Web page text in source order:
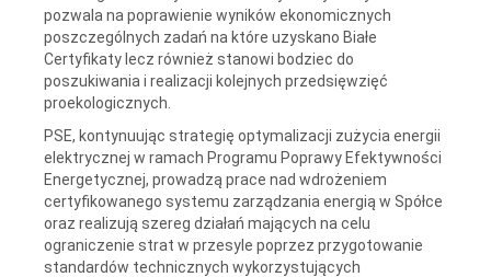
pozwala na poprawienie wyników ekonomicznych
poszczególnych zadań na które uzyskano Białe
Certyfikaty lecz również stanowi bodziec do
poszukiwania i realizacji kolejnych przedsięwzięć
proekologicznych.
PSE, kontynuując strategię optymalizacji zużycia energii
elektrycznej w ramach Programu Poprawy Efektywności
Energetycznej, prowadzą prace nad wdrożeniem
certyfikowanego systemu zarządzania energią w Spółce
oraz realizują szereg działań mających na celu
ograniczenie strat w przesyle poprzez przygotowanie
standardów technicznych wykorzystujących